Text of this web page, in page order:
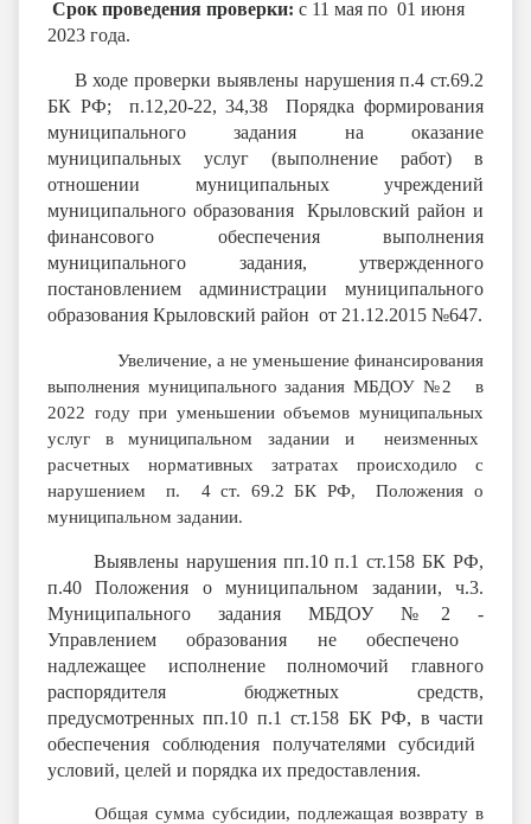
Срок проведения проверки: с 11 мая по 01 июня
2023 года.
В ходе проверки выявлены нарушения п.4 ст.69.2
БК РФ; п.12,20-22, 34,38 Порядка формирования
муниципального задания на оказание
муниципальных услуг (выполнение работ) в
отношении муниципальных учреждений
муниципального образования Крыловский район и
финансового обеспечения выполнения
муниципального задания, утвержденного
постановлением администрации муниципального
образования Крыловский район от 21.12.2015 №647.
Увеличение, а не уменьшение финансирования
выполнения муниципального задания МБДОУ №2 в
2022 году при уменьшении объемов муниципальных
услуг в муниципальном задании и неизменных
расчетных нормативных затратах происходило с
нарушением п. 4 ст. 69.2 БК РФ, Положения о
муниципальном задании.
Выявлены нарушения пп.10 п.1 ст.158 БК РФ,
п.40 Положения о муниципальном задании, ч.3.
Муниципального задания МБДОУ №2 -
Управлением образования не обеспечено
надлежащее исполнение полномочий главного
распорядителя бюджетных средств,
предусмотренных пп.10 п.1 ст.158 БК РФ, в части
обеспечения соблюдения получателями субсидий
условий, целей и порядка их предоставления.
Общая сумма субсидии, подлежащая возврату в